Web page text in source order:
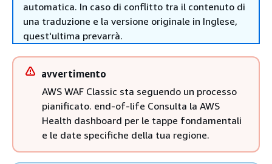
automatica. In caso di conflitto tra il contenuto di
una traduzione e la versione originale in Inglese,
quest'ultima prevarrà.
avvertimento
AWS WAF Classic sta seguendo un processo
pianificato. end-of-life Consulta la AWS
Health dashboard per le tappe fondamentali
e le date specifiche della tua regione.